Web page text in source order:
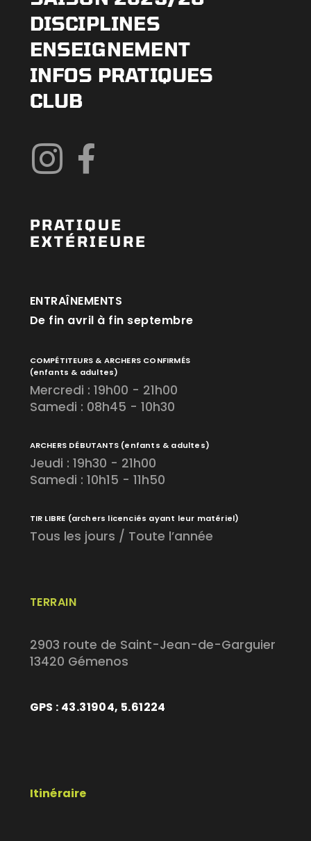
DISCIPLINES
ENSEIGNEMENT
INFOS PRATIQUES
CLUB
PRATIQUE
EXTÉRIEURE
TERRAIN
2903 route de Saint-Jean-de-Garguier
13420 Gémenos
GPS : 43.31904, 5.61224
Itinéraire
ENTRAÎNEMENTS
De fin avril à fin septembre
COMPÉTITEURS & ARCHERS CONFIRMÉS
(enfants & adultes)
Mercredi : 19h00 - 21h00
Samedi : 08h45 - 10h30
ARCHERS DÉBUTANTS (enfants & adultes)
Jeudi : 19h30 - 21h00
Samedi : 10h15 - 11h50
TIR LIBRE (archers licenciés ayant leur matériel)
Tous les jours / Toute l’année